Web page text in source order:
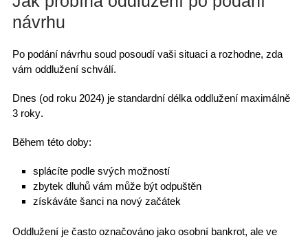
návrhu
Po podání návrhu soudposoudí vaši situaci a rozhodne, zda
vám oddlužení schválí.
Dnes (od roku 2024) je standardní délka oddlužení maximálně
3 roky.
Během této doby:
splácíte podle svých možností
zbytek dluhů vám může být odpuštěn
získáváte šanci na nový začátek
Oddlužení je často označováno jako osobní bankrot, ale ve